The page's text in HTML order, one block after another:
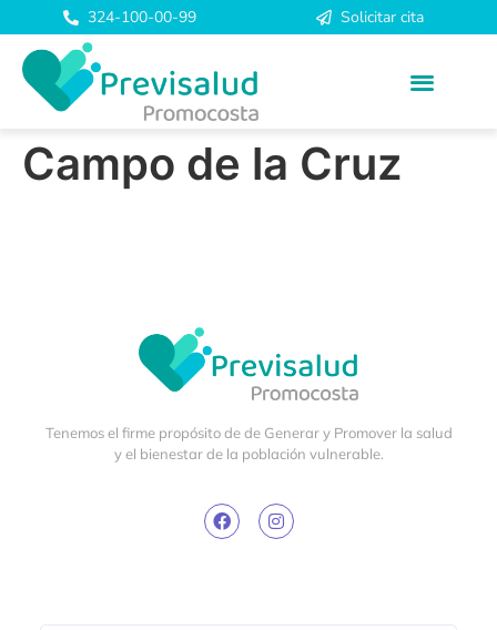
324-100-00-99 Solicitar cita
Campo de la Cruz
Tenemos el firme propósito de de Generar y Promover la salud
y el bienestar de la población vulnerable.